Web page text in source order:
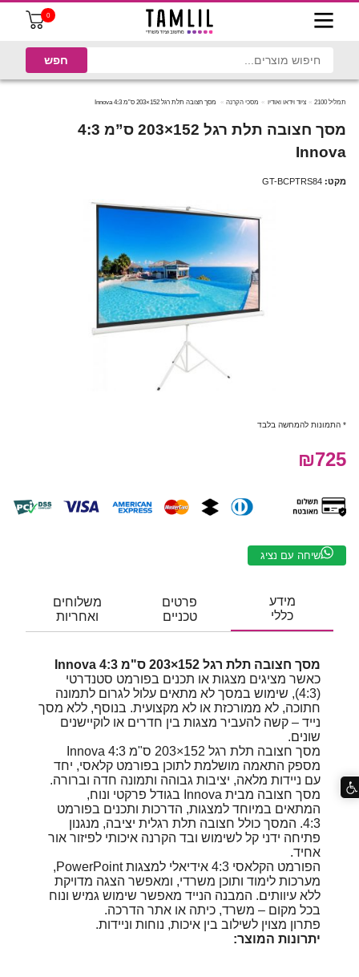
0
תמליל 2100 ציוד וידאו ואודיו מסכי הקרנה מסך חצובה תלת רגל 152×203 ס”מ 4:3 Innova
מסך חצובה תלת רגל 152×203 ס”מ 4:3
Innova
מקט: GT-BCPTRS84
* התמונות להמחשה בלבד
₪725
שיחה עם נציג
מידע
כללי
פרטים
טכניים
משלוחים
ואחריות
מסך חצובה תלת רגל 152×203 ס"מ 4:3 Innova
כאשר מציגים מצגות או תכנים בפורמט סטנדרטי
(4:3), שימוש במסך לא מתאים עלול לגרום לתמונה
חתוכה, לא ממורכזת או לא מקצועית. בנוסף, ללא מסך
נייד – קשה להעביר מצגות בין חדרים או לוקיישנים
שונים.
מסך חצובה תלת רגל 152×203 ס"מ 4:3 Innova
מספק התאמה מושלמת לתוכן בפורמט קלאסי, יחד
עם ניידות מלאה, יציבות גבוהה ותמונה חדה וברורה.
מסך חצובה מבית Innova בגודל פרקטי ונוח,
המתאים במיוחד למצגות, הדרכות ותכנים בפורמט
4:3. המסך כולל חצובה תלת רגלית יציבה, מנגנון
פתיחה ידני קל לשימוש ובד הקרנה איכותי לפיזור אור
אחיד.
הפורמט הקלאסי 4:3 אידיאלי למצגות PowerPoint,
מערכות לימוד ותוכן משרדי, ומאפשר הצגה מדויקת
ללא עיוותים. המבנה הנייד מאפשר שימוש גמיש ונוח
בכל מקום – משרד, כיתה או אתר הדרכה.
פתרון מצוין לשילוב בין איכות, נוחות וניידות.
יתרונות המוצר: